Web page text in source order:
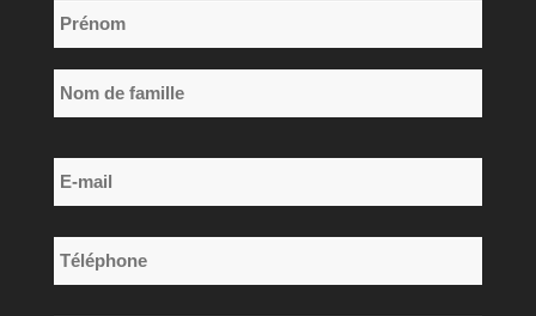
Nom
*
de
E-
mail
*
Téléphone
*